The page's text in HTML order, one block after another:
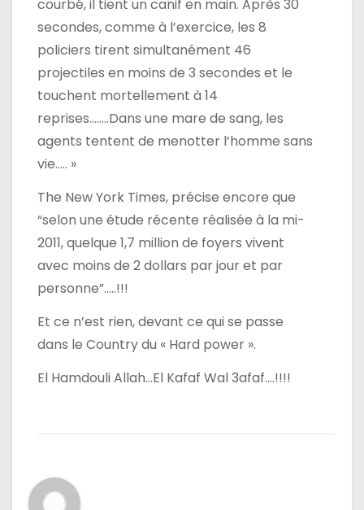
courbé, il tient un canif en main. Après 30
secondes, comme à l’exercice, les 8
policiers tirent simultanément 46
projectiles en moins de 3 secondes et le
touchent mortellement à 14
reprises……..Dans une mare de sang, les
agents tentent de menotter l’homme sans
vie….. »
The New York Times, précise encore que
“selon une étude récente réalisée à la mi-
2011, quelque 1,7 million de foyers vivent
avec moins de 2 dollars par jour et par
personne”…..!!!
Et ce n’est rien, devant ce qui se passe
dans le Country du « Hard power ».
El Hamdouli Allah…El Kafaf Wal 3afaf….!!!!